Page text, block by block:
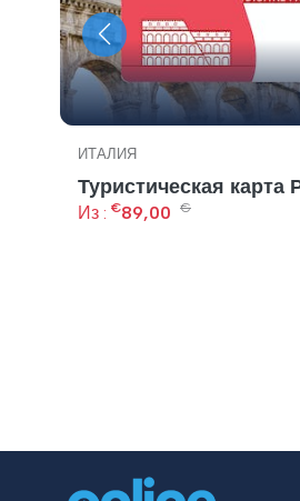
ИТАЛИЯ
Туристическая карта
Из : €89,00 €